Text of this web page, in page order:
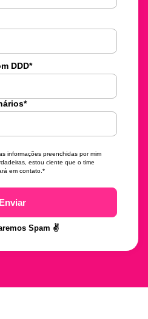
DDD*
*
informações preenchidas por mim
estou ciente que o time
em contato. *
Enviar
Spam ✌️